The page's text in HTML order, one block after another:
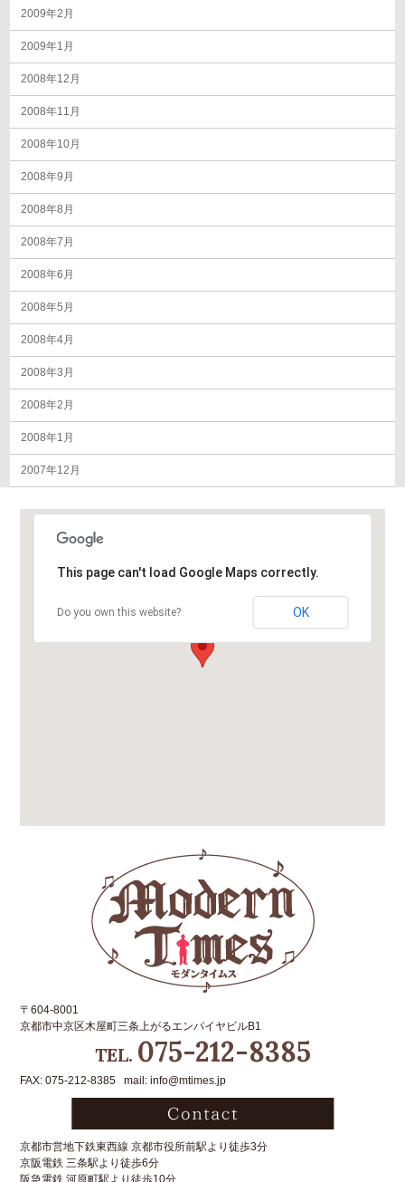
2009年2月
2009年1月
2008年12月
2008年11月
2008年10月
2008年9月
2008年8月
2008年7月
2008年6月
2008年5月
2008年4月
2008年3月
2008年2月
2008年1月
2007年12月
This page can't load Google Maps correctly.
Do you own this website? OK
〒604-8001
京都市中京区木屋町三条上がるエンパイヤビルB1
TEL. 075-212-8385
FAX: 075-212-8385 mail: info@mtimes.jp
京都市営地下鉄東西線 京都市役所前駅より徒歩3分
京阪電鉄 三条駅より徒歩6分
阪急電鉄 河原町駅より徒歩10分